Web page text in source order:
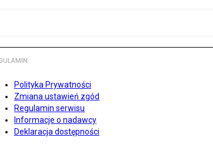
Polityka Prywatności
Zmiana ustawień zgód
Regulamin serwisu
Informacje o nadawcy
Deklaracja dostępności